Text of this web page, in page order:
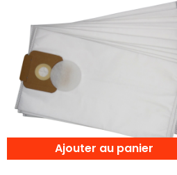
Ajouter au panier